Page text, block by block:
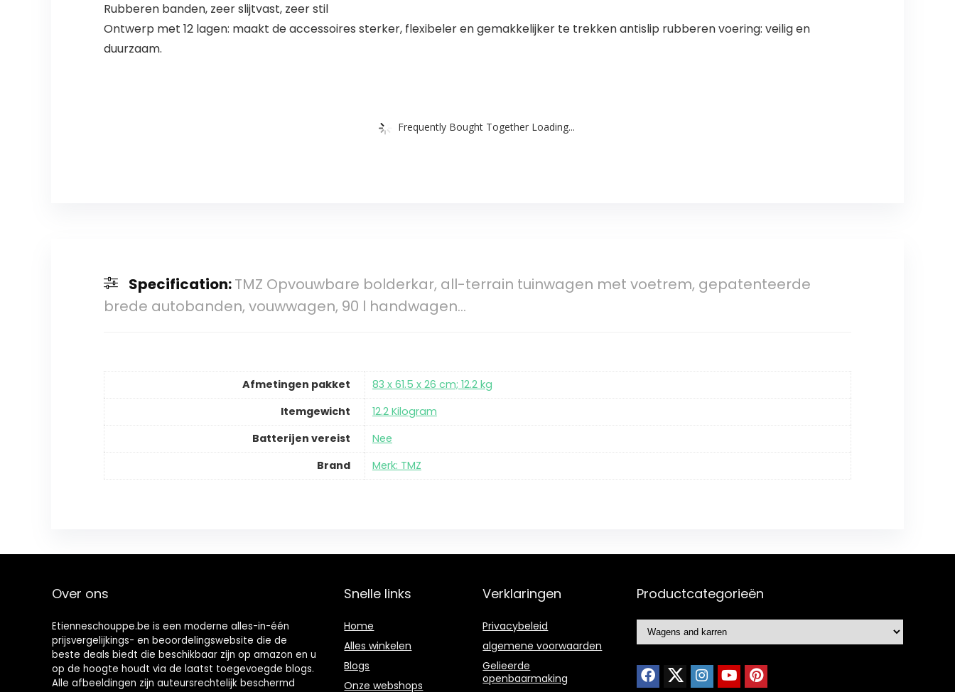
Rubberen banden, zeer slijtvast, zeer stil
Ontwerp met 12 lagen: maakt de accessoires sterker, flexibeler en gemakkelijker te trekken antislip rubberen voering: veilig en
duurzaam.
Frequently Bought Together Loading...
Specification:TMZ Opvouwbare bolderkar, all-terrain tuinwagen met voetrem, gepatenteerde
brede autobanden, vouwwagen, 90 l handwagen…
Afmetingen pakket
‎83 x 61.5 x 26 cm; 12.2 kg
Itemgewicht
‎12.2 Kilogram
Batterijen vereist
‎Nee
Brand
Merk: TMZ
Over ons
Etienneschouppe.be is een moderne alles-in-één
prijsvergelijkings- en beoordelingswebsite die de
beste deals biedt die beschikbaar zijn op amazon en u
op de hoogte houdt via de laatst toegevoegde blogs.
Alle afbeeldingen zijn auteursrechtelijk beschermd
Snelle links
Home
Alles winkelen
Blogs
Onze webshops
Verklaringen
Privacybeleid
algemene voorwaarden
Gelieerde
openbaarmaking
Productcategorieën